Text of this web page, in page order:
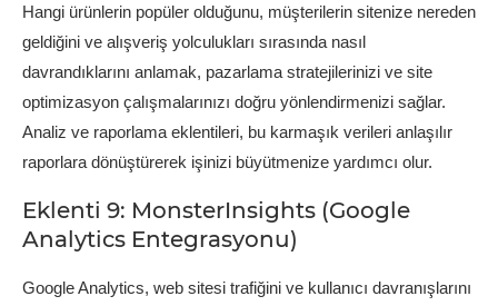
Hangi ürünlerin popüler olduğunu, müşterilerin sitenize nereden
geldiğini ve alışveriş yolculukları sırasında nasıl
davrandıklarını anlamak, pazarlama stratejilerinizi ve site
optimizasyon çalışmalarınızı doğru yönlendirmenizi sağlar.
Analiz ve raporlama eklentileri, bu karmaşık verileri anlaşılır
raporlara dönüştürerek işinizi büyütmenize yardımcı olur.
Eklenti 9: MonsterInsights (Google
Analytics Entegrasyonu)
Google Analytics, web sitesi trafiğini ve kullanıcı davranışlarını